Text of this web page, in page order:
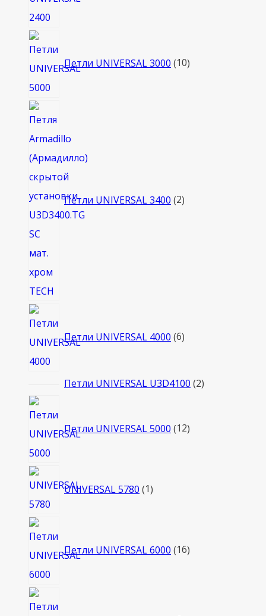
Петли UNIVERSAL 3000 10товаров
Петли UNIVERSAL 3400 2
Петли UNIVERSAL 4000 6товаров
Петли UNIVERSAL U3D4100 22
Петли UNIVERSAL 5000 12товаров
UNIVERSAL 5780 1товар
Петли UNIVERSAL 6000 16товаров